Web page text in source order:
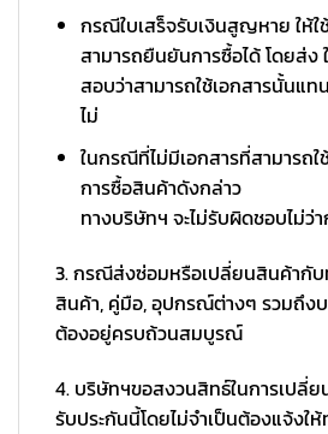
กรณีใบเสร็จรับเงินสูญหาย ให้ใ
สามารถยืนยันการซื้อได้ โดยส่ง
สอบว่าสามารถใช้เอกสารนั้นแท
ไม่
ในกรณีที่ไม่มีเอกสารที่สามารถ
การซื้อสินค้าดังกล่าว
ทางบริษัทฯ จะไม่รับผิดชอบไม่ว่
3. กรณีส่งซ่อมหรือเปลี่ยนสินค้ากั
สินค้า, คู่มือ, อุปกรณ์ต่างๆ รวมถึง
ต้องอยู่ครบถ้วนสมบูรณ์
4. บริษัทฯขอสงวนสิทธ์ในการเปลี่ย
รับประกันนี้โดยไม่จำเป็นต้องแจ้งใ